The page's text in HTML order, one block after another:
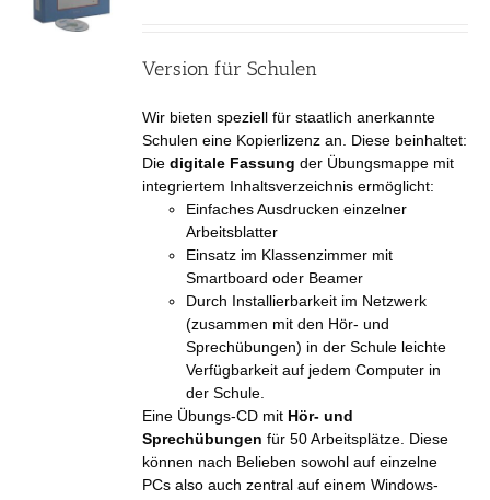
Version für Schulen
Wir bieten speziell für staatlich anerkannte
Schulen eine Kopierlizenz an. Diese beinhaltet:
Diedigitale Fassung der Übungsmappe mit
integriertem Inhaltsverzeichnis ermöglicht:
Einfaches Ausdrucken einzelner
Arbeitsblatter
Einsatz im Klassenzimmer mit
Smartboard oder Beamer
Durch Installierbarkeit im Netzwerk
(zusammen mit den Hör- und
Sprechübungen) in der Schule leichte
Verfügbarkeit auf jedem Computer in
der Schule.
Eine Übungs-CD mit Hör- und
Sprechübungen für 50 Arbeitsplätze. Diese
können nach Belieben sowohl auf einzelne
PCs also auch zentral auf einem Windows-